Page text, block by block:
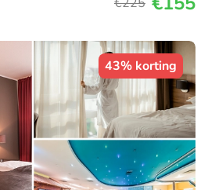
43% korting